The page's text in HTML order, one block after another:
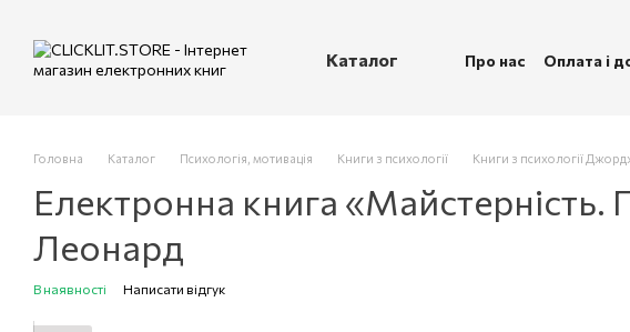
Каталог Про нас Оплата і
Головна Каталог Психологія, мотивація Книги з психології Книги з психології
Електронна книга
Леонард
В наявності Написати відгук